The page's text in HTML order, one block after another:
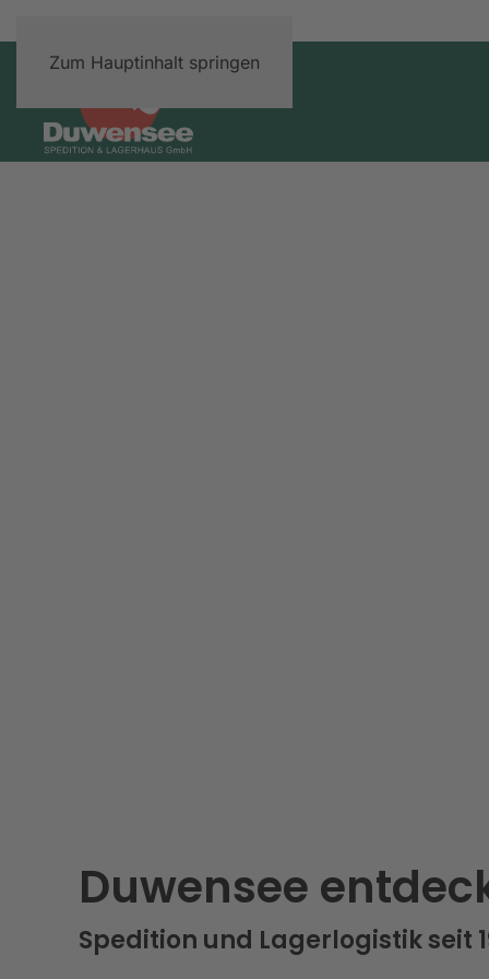
Zum Hauptinhalt springen
Duwensee
Spedition und Lagerlogistik seit